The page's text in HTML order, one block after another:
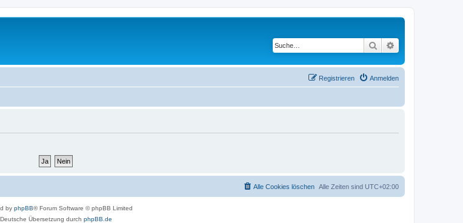
Suche
Anmelden
Registrieren
Alle Zeiten sind UTC+02:00
Alle Cookies löschen
by phpBB® Forum Software © phpBB Limited
Deutsche Übersetzung durch phpBB.de